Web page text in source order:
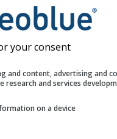
your consent
and content, advertising and
research and services
on a device